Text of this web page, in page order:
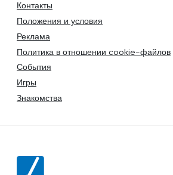
Контакты
Положения и условия
Реклама
Политика в отношении cookie-файлов
События
Игры
Знакомства